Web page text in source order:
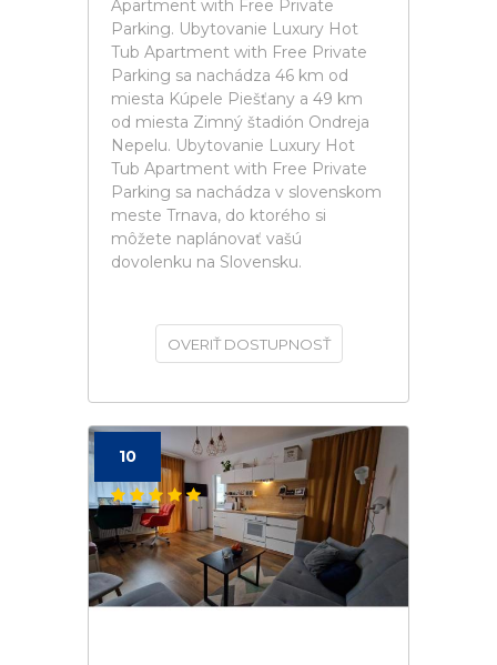
Apartment with Free Private
Parking. Ubytovanie Luxury Hot
Tub Apartment with Free Private
Parking sa nachádza 46 km od
miesta Kúpele Piešťany a 49 km
od miesta Zimný štadión Ondreja
Nepelu. Ubytovanie Luxury Hot
Tub Apartment with Free Private
Parking sa nachádza v slovenskom
meste Trnava, do ktorého si
môžete naplánovať vašú
dovolenku na Slovensku.
OVERIŤ DOSTUPNOSŤ
10